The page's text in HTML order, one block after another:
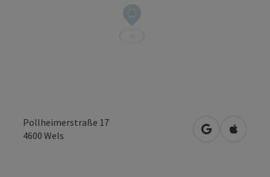
Pollheimerstraße 17
4600 Wels in Google
in